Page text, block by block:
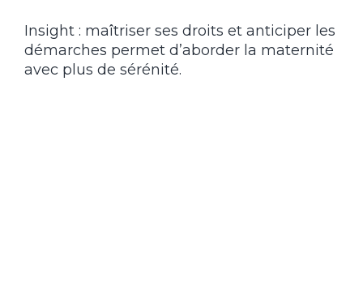
Insight : maîtriser ses droits et anticiper les
démarches permet d’aborder la maternité
avec plus de sérénité.